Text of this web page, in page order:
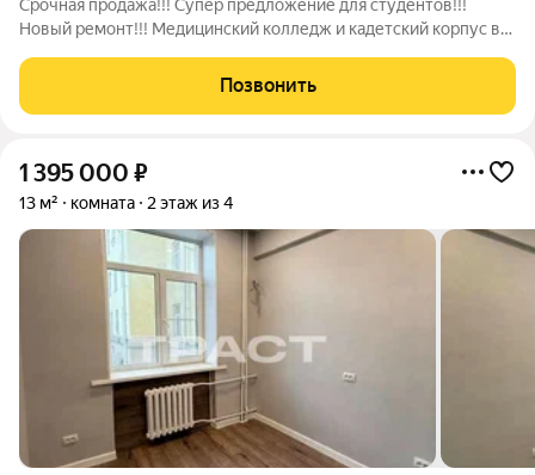
Срочная продажа!!! Супер предложение для студентов!!!
Новый ремонт!!! Медицинский колледж и кадетский корпус в
что нужно для комфортного проживания, развитая
инфраструктура, медицинские
Позвонить
1 395 000 ₽
13 м² комната 2 этаж из 4